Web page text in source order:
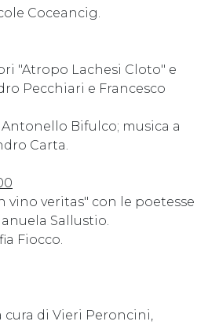
Coceancig.
"Atropo Lachesi Cloto" e
Pecchiari e Francesco
Bifulco; musica a
Carta.
vino veritas" con le poetesse
Sallustio.
Fiocco.
cura di Vieri Peroncini,